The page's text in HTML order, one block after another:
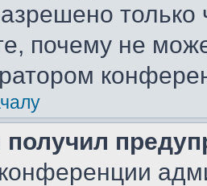
почему не
получил